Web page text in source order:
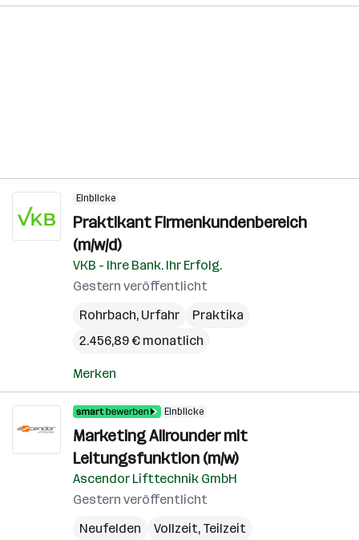
Einblicke
Praktikant Firmenkundenbereich
(m/w/d)
VKB - Ihre Bank. Ihr Erfolg.
Gestern veröffentlicht
Rohrbach, Urfahr
Praktika
2.456,89 € monatlich
Merken
Einblicke
Marketing Allrounder mit
Leitungsfunktion (m/w)
Ascendor Lifttechnik GmbH
Gestern veröffentlicht
Neufelden
Vollzeit, Teilzeit